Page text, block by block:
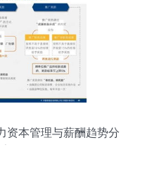
资本管理与薪酬趋势分